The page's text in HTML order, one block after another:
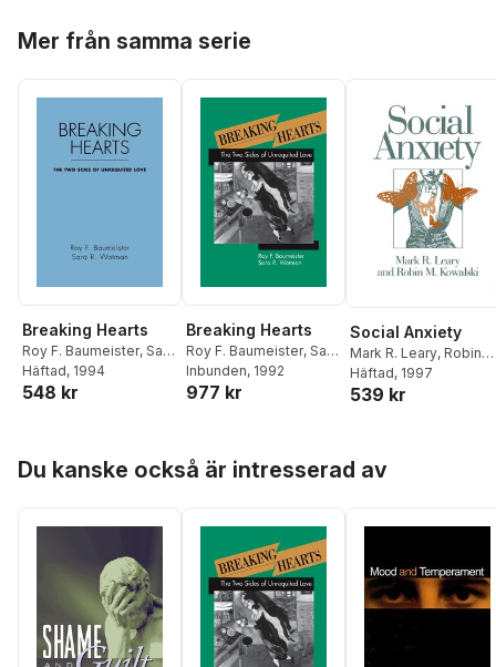
Mer från samma serie
Breaking Hearts
Roy F. Baumeister, Sara
R. Wotman
Häftad, 1994
548 kr
Breaking Hearts
Roy F. Baumeister, Sara
R. Wotman
Inbunden, 1992
977 kr
Social Anxiety
Mark R. Leary, Robin
Mark Kowalski
Häftad, 1997
539 kr
Du kanske också är intresserad av